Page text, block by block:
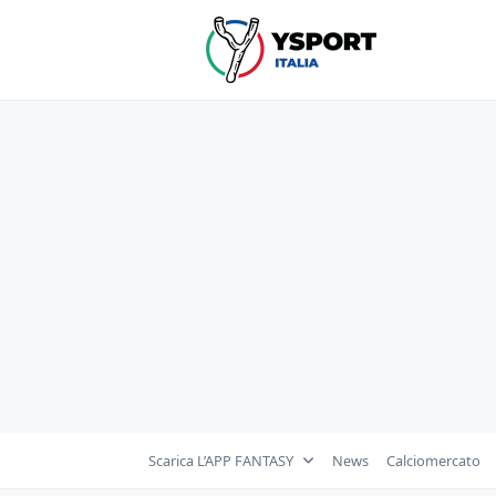
Scarica L’APP FANTASY News Calciomercato